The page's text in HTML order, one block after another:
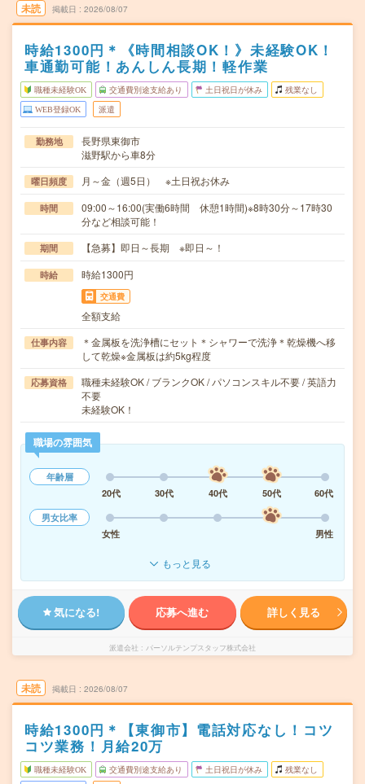
未読 掲載日 2026/08/07
時給1300円＊《時間相談OK！》未経験OK！
車通勤可能！あんしん長期！軽作業
職種未経験OK 交通費別途支給あり 土日祝日が休み 残業なし
WEB登録OK 派遣
勤務地
長野県東御市
滋野駅から車8分
曜日頻度 月～金（週5日） ※土日祝お休み
時間
09:00～16:00(実働6時間 休憩1時間)※8時30分～17時30
分など相談可能！
期間 【急募】即日～長期 ※即日～！
時給 時給1300円
交通費
全額支給
仕事内容
＊金属板を洗浄槽にセット＊シャワーで洗浄＊乾燥機へ移
して乾燥※金属板は約5kg程度
応募資格
職種未経験OK / ブランクOK / パソコンスキル不要 / 英語力
不要
未経験OK！
職場の雰囲気
年齢層
20代
30代 40代 50代
60代
男女比率
女性
男性
もっと見る
気になる! 応募へ進む 詳しく見る
派遣会社 パーソルテンプスタッフ株式会社
未読 掲載日 2026/08/07
時給1300円＊【東御市】電話対応なし！コツ
コツ業務！月給20万
職種未経験OK 交通費別途支給あり 土日祝日が休み 残業なし